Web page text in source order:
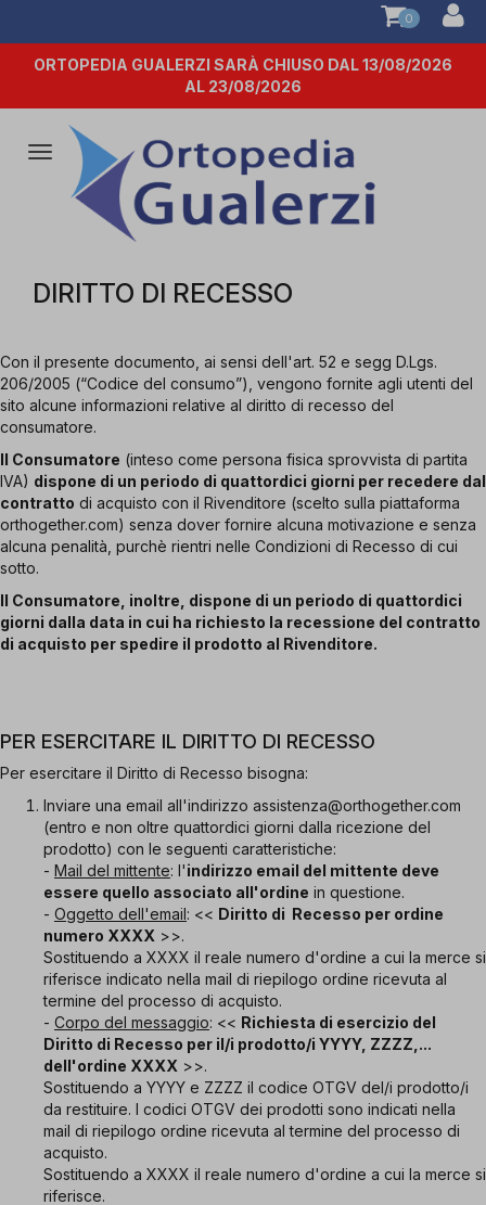
0
ORTOPEDIA GUALERZI SARÀ CHIUSO DAL 13/08/2026
AL 23/08/2026
Attiva/disattiva
navigazione
DIRITTO DI RECESSO
Con il presente documento, ai sensi dell'art. 52 e segg D.Lgs.
206/2005 (“Codice del consumo”), vengono fornite agli utenti del
sito alcune informazioni relative al diritto di recesso del
consumatore.
Il Consumatore (inteso come persona fisica sprovvista di partita
IVA) dispone di un periodo di quattordici giorni per recedere dal
contratto di acquisto con il Rivenditore (scelto sulla piattaforma
orthogether.com) senza dover fornire alcuna motivazione e senza
alcuna penalità, purchè rientri nelle Condizioni di Recesso di cui
sotto.
Il Consumatore, inoltre, dispone di un periodo di quattordici
giorni dalla data in cui ha richiesto la recessione del contratto
di acquisto per spedire il prodotto al Rivenditore.
PER ESERCITARE IL DIRITTO DI RECESSO
Per esercitare il Diritto di Recesso bisogna:
Inviare una email all'indirizzo assistenza@orthogether.com
(entro e non oltre quattordici giorni dalla ricezione del
prodotto) con le seguenti caratteristiche:
- Mail del mittente: l'indirizzo email del mittente deve
essere quello associato all'ordine in questione.
- Oggetto dell'email : << Diritto di Recesso per ordine
numero XXXX >>.
Sostituendo a XXXX il reale numero d'ordine a cui la merce si
riferisce indicato nella mail di riepilogo ordine ricevuta al
termine del processo di acquisto.
- Corpo del messaggio: << Richiesta di esercizio del
Diritto di Recesso per il/i prodotto/i YYYY, ZZZZ,...
dell'ordine XXXX >>.
Sostituendo a YYYY e ZZZZ il codice OTGV del/i prodotto/i
da restituire. I codici OTGV dei prodotti sono indicati nella
mail di riepilogo ordine ricevuta al termine del processo di
acquisto.
Sostituendo a XXXX il reale numero d'ordine a cui la merce si
riferisce.